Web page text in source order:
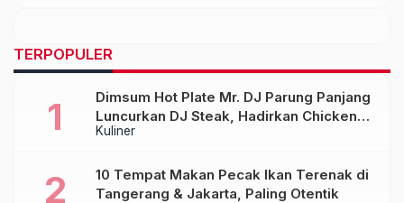
TERPOPULER
Kuliner
Dimsum Hot Plate Mr. DJ Parung Panjang
Luncurkan DJ Steak, Hadirkan Chicken
Steak Orisinal di Atas Hot Plate
10 Tempat Makan Pecak Ikan Terenak di
Tangerang & Jakarta, Paling Otentik